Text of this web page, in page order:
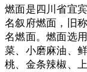
燃面是四川省宜
名叙府燃面，旧
名燃面。燃面选
菜、小磨麻油、
桃、金条辣椒、